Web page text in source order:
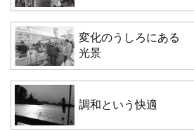
変化のうしろにある
光景
調和という快適